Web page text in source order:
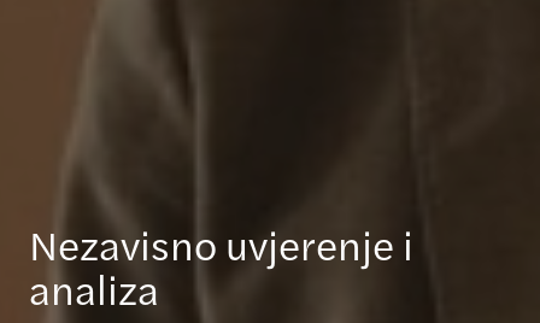
Nezavisno uvjerenje i
analiza